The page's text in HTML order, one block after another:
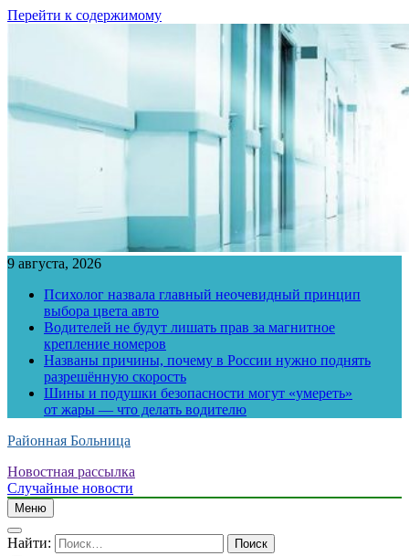
Перейти к содержимому
9 августа, 2026
Психолог назвала главный неочевидный принцип
выбора цвета авто
Водителей не будут лишать прав за магнитное
крепление номеров
Названы причины, почему в России нужно поднять
разрешённую скорость
Шины и подушки безопасности могут «умереть»
от жары — что делать водителю
Районная Больница
Новостная рассылка
Случайные новости
Меню
Найти: